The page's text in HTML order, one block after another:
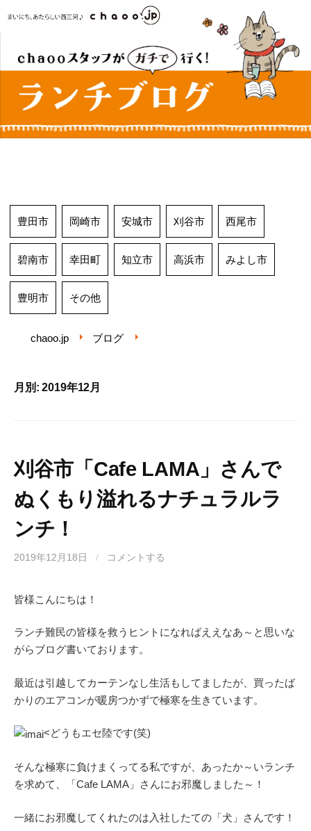
キ
豊田市 岡崎市 安城市 刈谷市 西尾市
碧南市 幸田町 知立市 高浜市 みよし市
豊明市 その他
chaoo.jp ブログ
月別: 2019年12月
刈谷市「Cafe LAMA」さんで
ぬくもり溢れるナチュラルラ
ンチ！
2019年12月18日 / コメントする
皆様こんにちは！
ランチ難民の皆様を救うヒントになればええなあ～と思いな
がらブログ書いております。
最近は引越してカーテンなし生活もしてましたが、買ったば
かりのエアコンが暖房つかずで極寒を生きています。
<どうもエセ陸です(笑)
そんな極寒に負けまくってる私ですが、あったか～いランチ
を求めて、「Cafe LAMA」さんにお邪魔しました～！
一緒にお邪魔してくれたのは入社したての「犬」さんです！